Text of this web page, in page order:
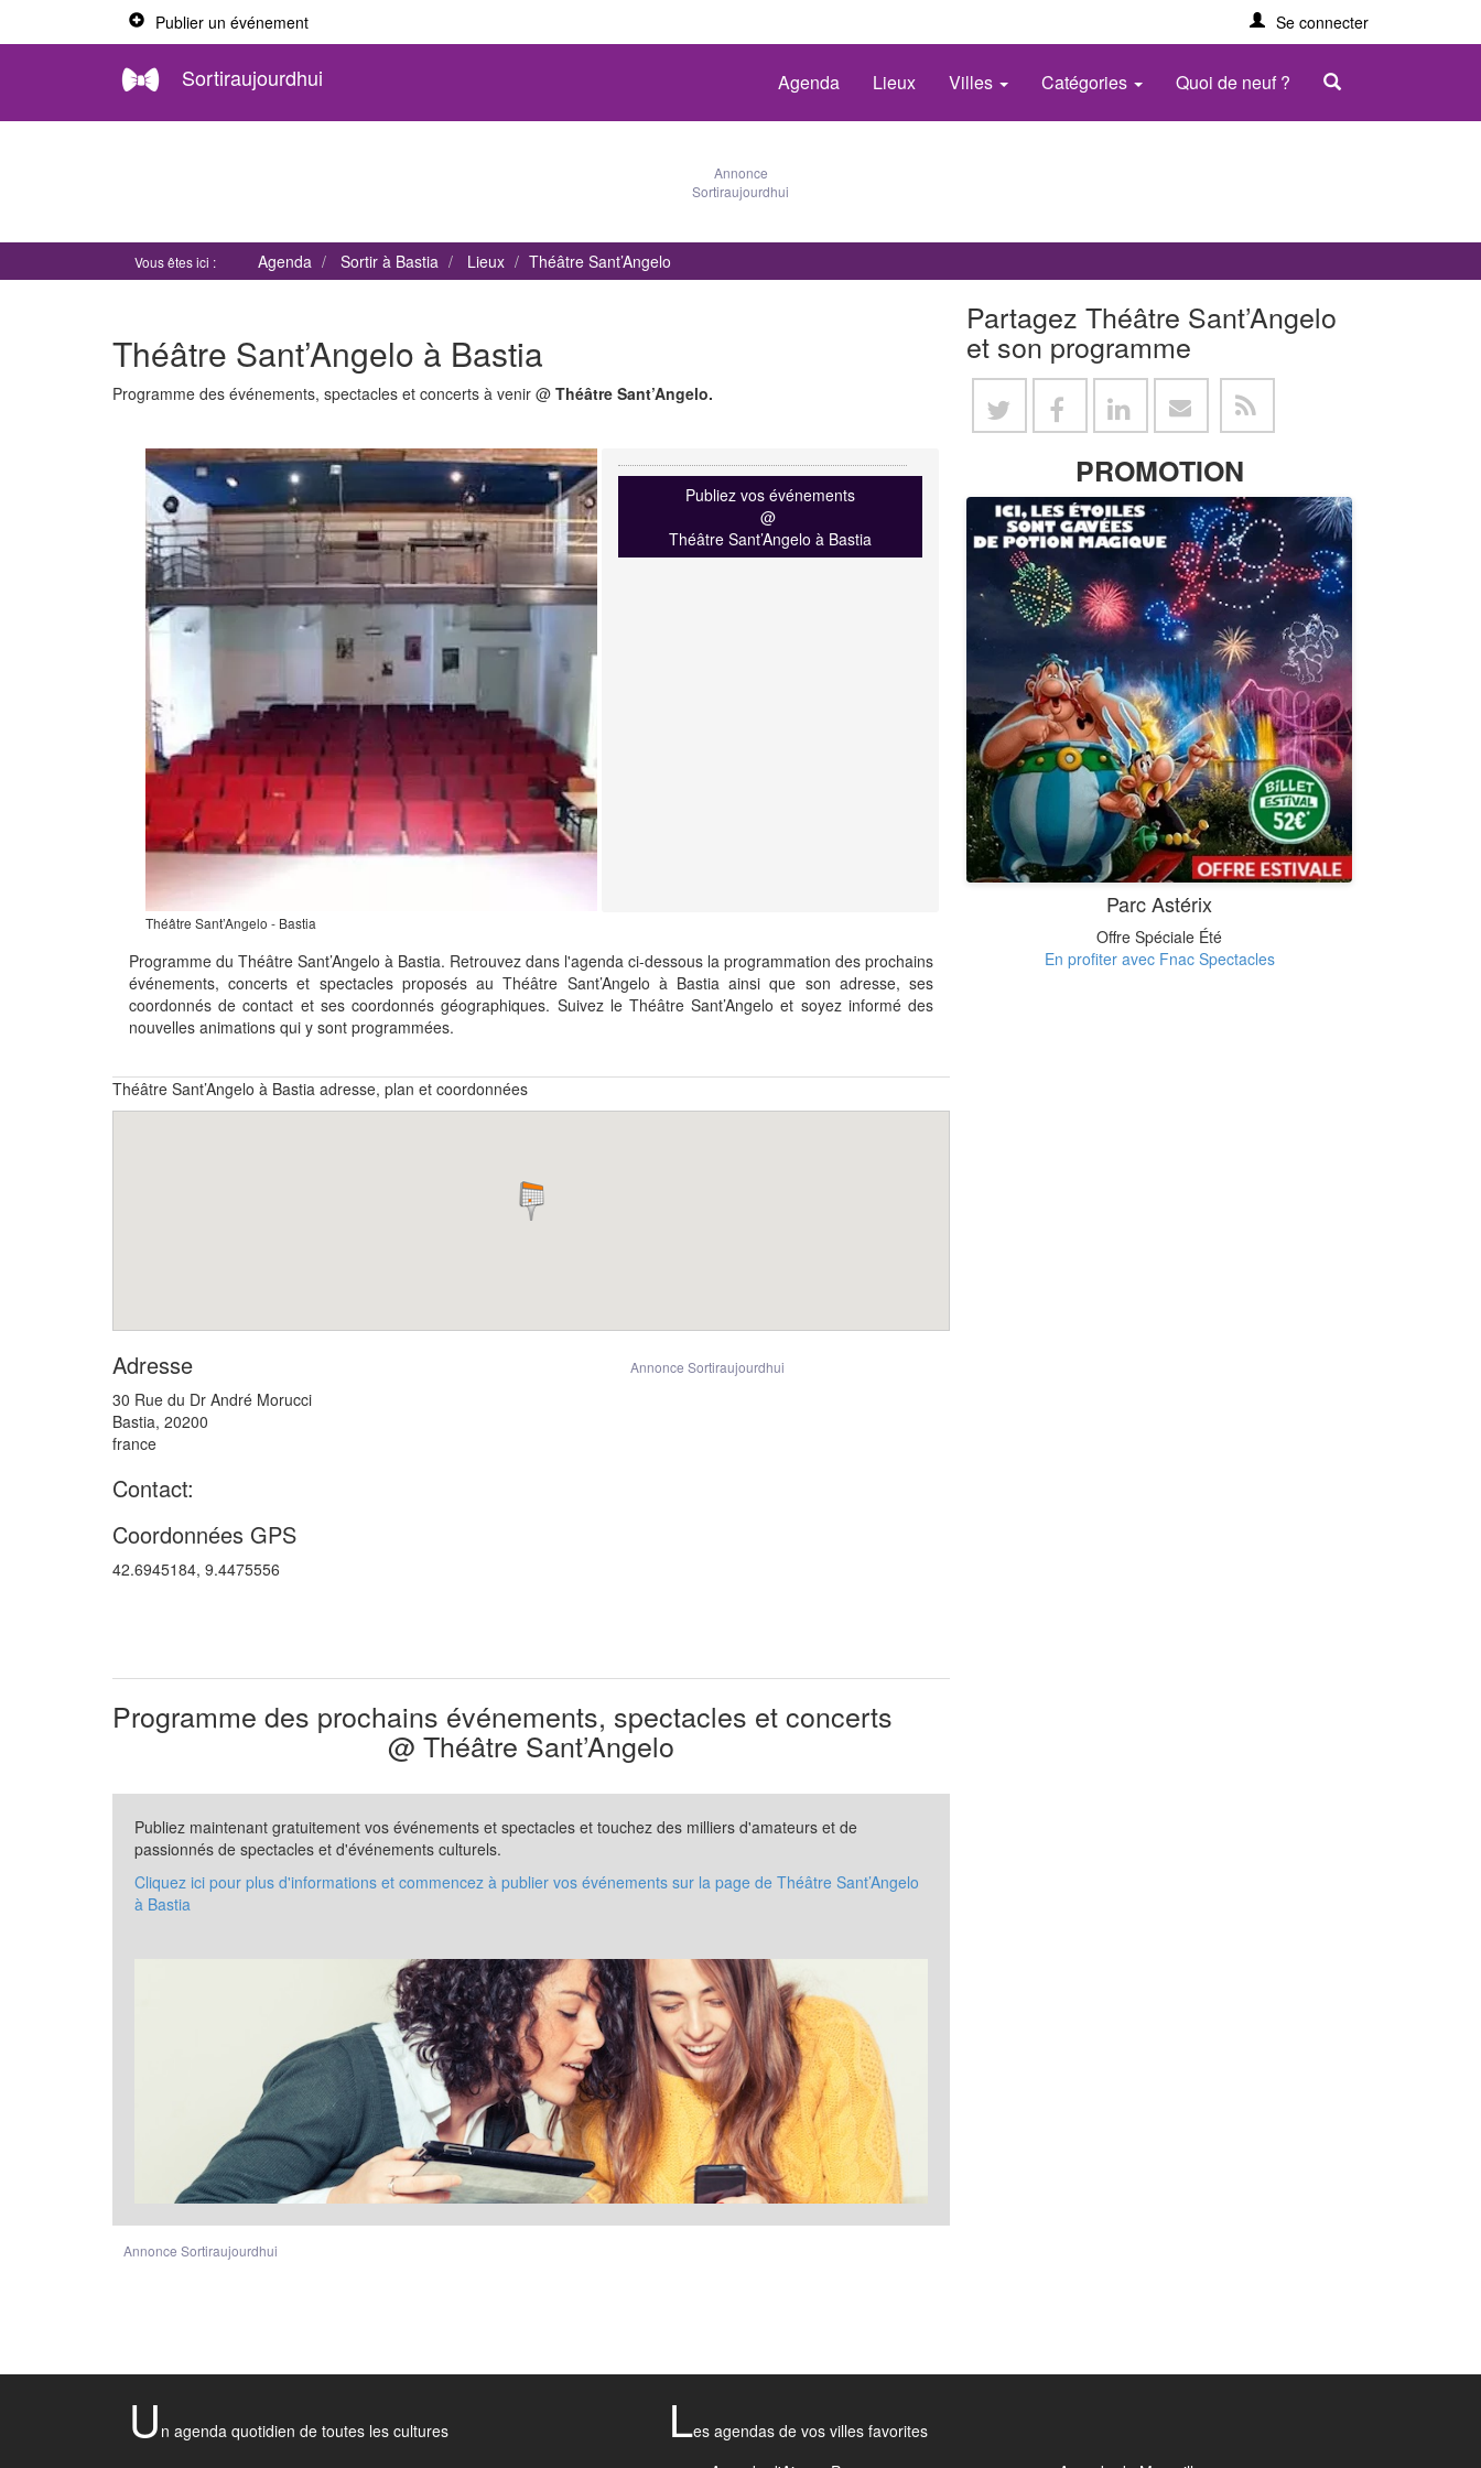
Publier un événement Se connecter
Sortiraujourdhui Agenda Lieux Villes Catégories Quoi de neuf ?
Annonce
Sortiraujourdhui
Vous êtes ici : Agenda Sortir à Bastia Lieux Théâtre Sant’Angelo
Théâtre Sant’Angelo à Bastia
Programme des événements, spectacles et concerts à venir @ Théâtre Sant’Angelo.
Théâtre Sant’Angelo - Bastia
Publiez vos événements
@
Théâtre Sant’Angelo à Bastia
Programme du Théâtre Sant’Angelo à Bastia. Retrouvez dans l'agenda ci-dessous la programmation des prochains
événements, concerts et spectacles proposés au Théâtre Sant’Angelo à Bastia ainsi que son adresse, ses
coordonnés de contact et ses coordonnés géographiques. Suivez le Théâtre Sant’Angelo et soyez informé des
nouvelles animations qui y sont programmées.
Théâtre Sant’Angelo à Bastia adresse, plan et coordonnées
Annonce Sortiraujourdhui
Adresse
30 Rue du Dr André Morucci
Bastia, 20200
france
Contact:
Coordonnées GPS
42.6945184, 9.4475556
Programme des prochains événements, spectacles et concerts
@ Théâtre Sant’Angelo
Publiez maintenant gratuitement vos événements et spectacles et touchez des milliers d'amateurs et de
passionnés de spectacles et d'événements culturels.
Cliquez ici pour plus d'informations et commencez à publier vos événements sur la page de Théâtre Sant’Angelo
à Bastia
Annonce Sortiraujourdhui
Partagez Théâtre Sant’Angelo
et son programme
PROMOTION
Parc Astérix
Offre Spéciale Été
En profiter avec Fnac Spectacles
U n agenda quotidien de toutes les cultures Les agendas de vos villes favorites